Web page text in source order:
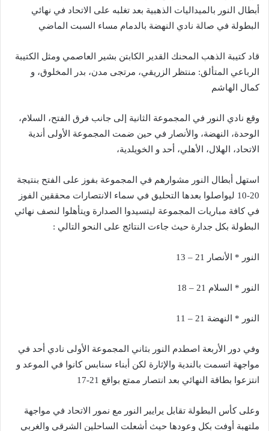
أبطال النور بالميداليات الذهبية بعد تغلبه على الاتحاد في نهائي
البطولة في صالة نادي النهضة بالدمام مساء السبت الماضي
قاد كتيبة الذهب المحنك القدير الكابتن بشير العاصمي ومثل الكتيبة
الرباعي المتألق: منتظر الزريقي، مرتجى مدن، بدر المخلوق، و
كمال الهاشم
وقع نادي النور في المجموعة الثانية إلى جانب فرق الفتح، السلام،
الوحدة، النهضة، والأنصار في حين ضمت المجموعة الأولى أندية
الاتحاد، الهلال، الأهلي، أحد و الخويلدية،
استهل أبطال النور مشوارهم في المجموعة بفوز على الفتح بنتيجة
20-10 ليواصلوا بعدها التحليق في سماء الانتصارات محققين الفوز
في كافة مباريات المجموعة ليتسيدوا الصدارة ويتأهلوا لنصف نهائي
البطولة بكل جدارة حيث جاءت النتائج على النحو التالي :
النور * الأنصار 21 – 13
النور * السلام 21 – 18
النور * النهضة 21 – 11
وفي دور الأربعة اصطدم النور بثاني المجموعة الأولى نادي أحد في
مواجهة اتسمت بالندية والإثارة لكن أبناء سنابس كانوا في الموعد و
انتزعوا بطاقة النهائي بعد انتصار ممتع بواقع 21-17
وعلى كأس البطولة تقابل يرايير النور مع نمور الاتحاد في مواجهة
ملتهبة أوفت بكل وعودها حيث أشعلت الساحلين الشرقي والغربي